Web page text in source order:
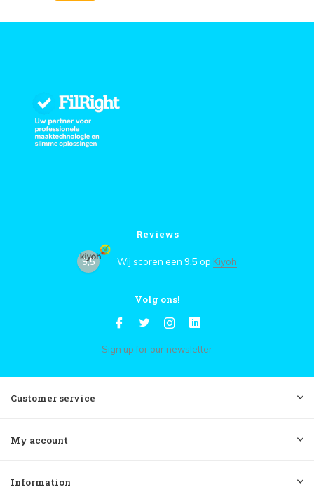
Reviews
9,5 Wij scoren een 9,5 op Kiyoh
Volg ons!
Sign up for our newsletter
Customer service
My account
Information